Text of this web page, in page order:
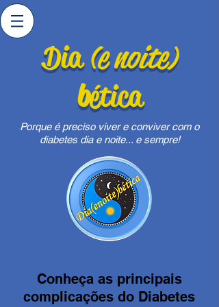
Dia(e noite)
bética
Porque é preciso viver e conviver com o
diabetes dia e noite... e sempre!
Conheça as principais
complicações do Diabetes